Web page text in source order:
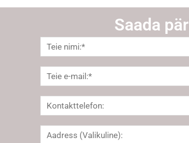
Saada